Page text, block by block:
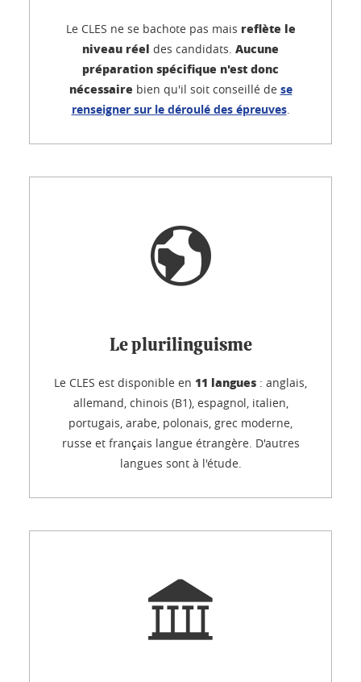
Le CLES ne se bachote pas mais reflète le
niveau réel des candidats. Aucune
préparation spécifique n'est donc
nécessaire bien qu'il soit conseillé de se
renseigner sur le déroulé des épreuves.
Le plurilinguisme
Le CLES est disponible en 11 langues : anglais,
allemand, chinois (B1), espagnol, italien,
portugais, arabe, polonais, grec moderne,
russe et français langue étrangère. D'autres
langues sont à l'étude.